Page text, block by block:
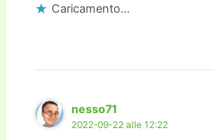
Caricamento...
nesso71
2022-09-22 alle 12:22